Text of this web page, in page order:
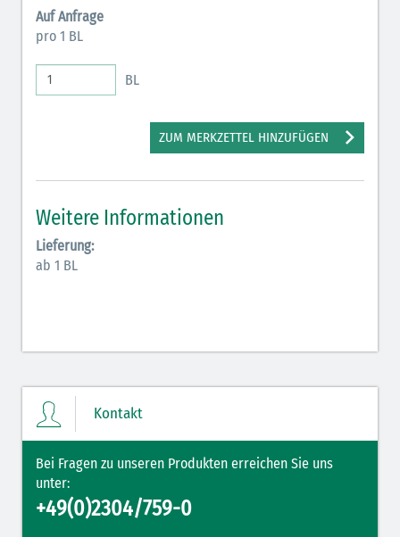
Rahmen)
Bronchodilatatoren (blau-braun)
Antikonvulsiva (grau-lila)
Elektrolyte (grün-pink)
Elektrolyte Kalium (grün-blau)
Elektrolyte NaCl (grün)
Auf Anfrage
pro 1 BL
BL
ZUM MERKZETTEL HINZUFÜGEN
Weitere Informationen
Lieferung:
ab 1 BL
Kontakt
Bei Fragen zu unseren Produkten erreichen Sie uns
unter:
+49(0)2304/759-0